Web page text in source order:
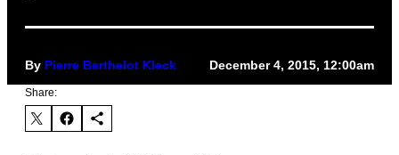
By Pierre Berthelot Kleck December 4, 2015, 12:00am
Share: